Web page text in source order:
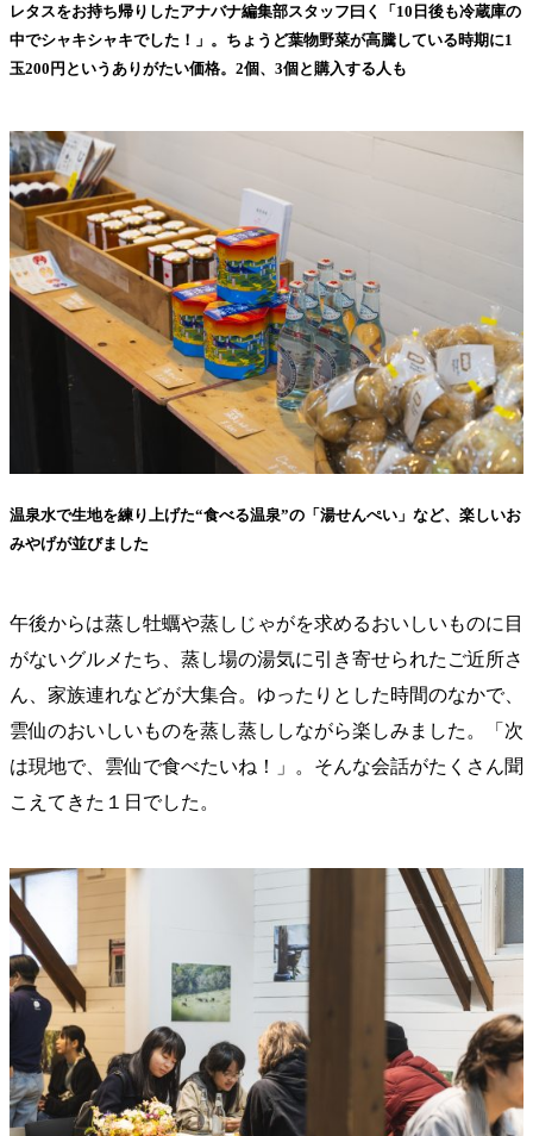
レタスをお持ち帰りしたアナバナ編集部スタッフ曰く「10日後も冷蔵庫の
中でシャキシャキでした！」。ちょうど葉物野菜が高騰している時期に1
玉200円というありがたい価格。2個、3個と購入する人も
温泉水で生地を練り上げた“食べる温泉”の「湯せんぺい」など、楽しいお
みやげが並びました
午後からは蒸し牡蠣や蒸しじゃがを求めるおいしいものに目
がないグルメたち、蒸し場の湯気に引き寄せられたご近所さ
ん、家族連れなどが大集合。ゆったりとした時間のなかで、
雲仙のおいしいものを蒸し蒸ししながら楽しみました。「次
は現地で、雲仙で食べたいね！」。そんな会話がたくさん聞
こえてきた１日でした。